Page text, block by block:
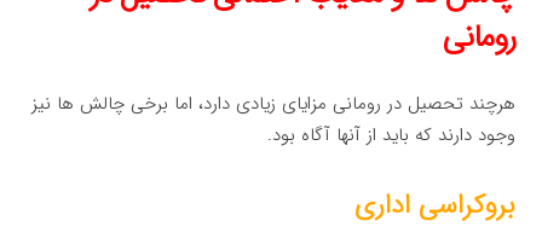
رومانی
هرچند تحصیل در رومانی مزایای زیادی دارد، اما برخی چالش ها نیز
وجود دارند که باید از آنها آگاه بود.
بروکراسی اداری